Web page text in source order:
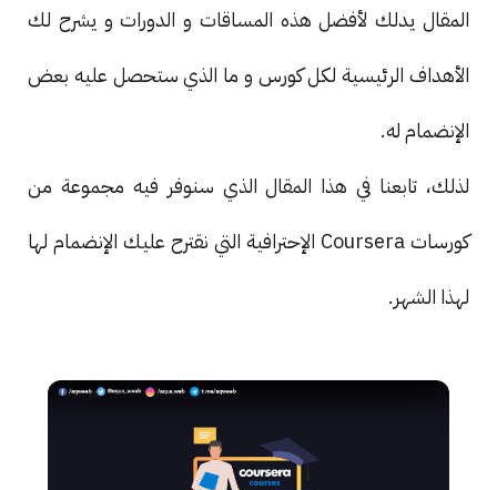
المقال يدلك لأفضل هذه المساقات و الدورات و يشرح لك
الأهداف الرئيسية لكل كورس و ما الذي ستحصل عليه بعض
الإنضمام له.
لذلك، تابعنا في هذا المقال الذي سنوفر فيه مجموعة من
كورسات Coursera الإحترافية التي نقترح عليك الإنضمام لها
لهذا الشهر.